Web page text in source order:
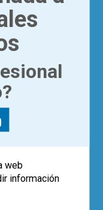
microbioma
salud y la
microbiota;
nuestra
humano al
de una
presenta
y se
de lecturas
también
web
información